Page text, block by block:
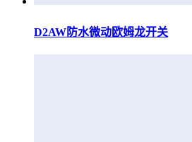
D2AW防水微动欧姆龙开关